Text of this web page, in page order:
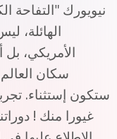
نيويورك "التفاحة
الهائلة،
الأمريكي،
سكان
ستكون إستثناء.
غيورا منك !